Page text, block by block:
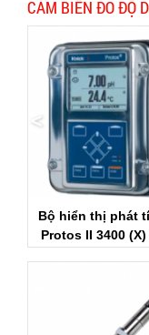
CẢM BIẾN ĐO ĐỘ
Bộ hiển thị phát
Protos II 3400